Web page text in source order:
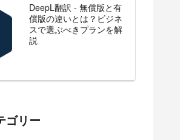
DeepL翻訳 - 無償版と有
償版の違いとは？ビジネ
スで選ぶべきプランを解
説
ゴリー